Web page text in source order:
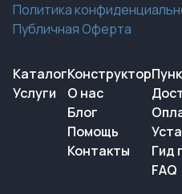
Политика
Публичная Оферта
Каталог
Услуги
Конструктор
О нас
Блог
Помощь
Контакты
Гид
FAQ